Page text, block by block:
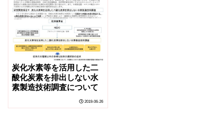
炭化水素等を活用した二
酸化炭素を排出しない水
素製造技術調査について
2019-06-26